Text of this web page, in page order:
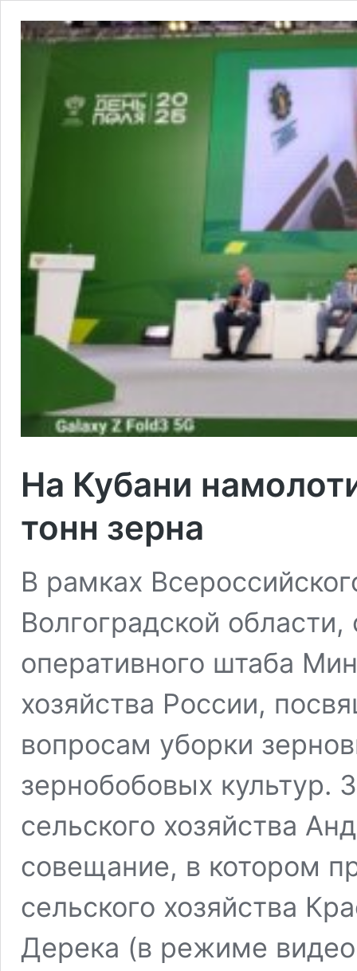
На Кубани
тонн зерна
В рамках
Волгоградской
оперативного штаба
хозяйства России,
вопросам уборки
зернобобовых культур.
сельского хозяйства
совещание, в котором
сельского хозяйства
Дерека (в режиме